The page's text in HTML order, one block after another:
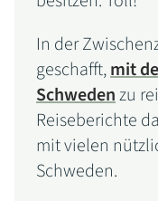
In der
geschafft,mit
Schwedenzu
Reiseberichte
mit vielen
Schweden.